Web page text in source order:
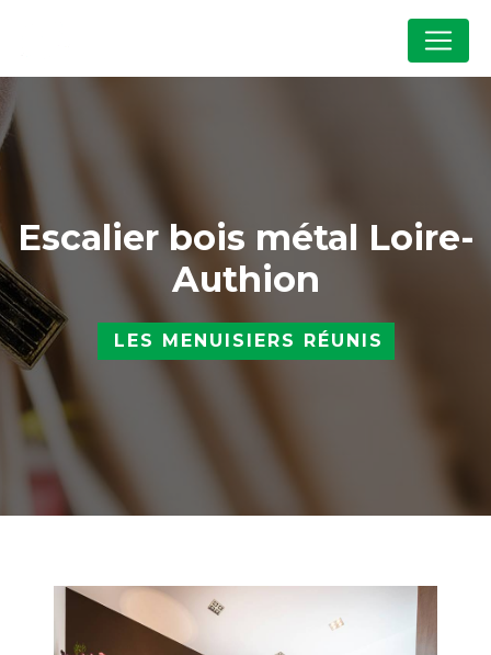
Escalier bois métal Loire-
Authion
LES MENUISIERS RÉUNIS